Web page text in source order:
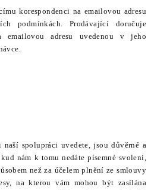
korespondenci na emailovou adresu
podmínkách. Prodávající doručuje
emailovou adresu uvedenou v jeho
spolupráci uvedete, jsou důvěrné a
nám k tomu nedáte písemné svolení,
než za účelem plnění ze smlouvy
na kterou vám mohou být zasílána